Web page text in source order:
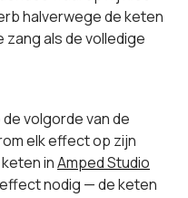
halverwege de keten
als de volledige
volgorde van de
elk effect op zijn
inAmped Studio
nodig — de keten